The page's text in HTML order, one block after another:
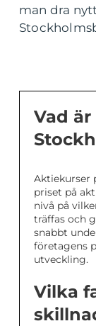
man dra
Vad
Aktiekurser
priset på
nivå på
träffas och
snabbt
företagens
utveckling.
Vilka